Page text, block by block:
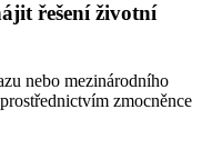
řešení životní
nebo mezinárodního
zmocněnce